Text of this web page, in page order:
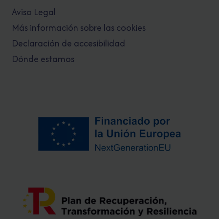
Aviso Legal
Más información sobre las cookies
Declaración de accesibilidad
Dónde estamos